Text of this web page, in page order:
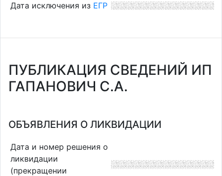
Дата исключения из ЕГР
ПУБЛИКАЦИЯ СВЕДЕНИЙ ИП
ГАПАНОВИЧ С.А.
ОБЪЯВЛЕНИЯ О ЛИКВИДАЦИИ
Дата и номер решения о
ликвидации
(прекращении